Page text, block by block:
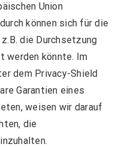
Union
können sich für die
die Durchsetzung
werden könnte. Im
dem Privacy-Shield
Garantien eines
weisen wir darauf
die